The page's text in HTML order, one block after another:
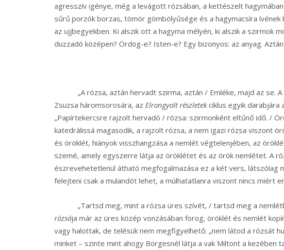
agresszív igénye, még a levágott rózsában, a kettészelt
sűrű porzók borzas, tömör gömbölyűsége és a hagymacsíra
az ujjbegyekben. Ki alszik ott a hagyma mélyén, ki alszik a szirmok
duzzadó középen? Ördög-e? Isten-e? Egy bizonyos: az anyag.
„A rózsa, aztán hervadt szirma, aztán / Emléke, majd az se.
Zsuzsa háromsorosára, az Elrongyolt részletekciklus egyik darabjára
„Papírtekercsre rajzolt hervadó / rózsa: szirmonként eltűnő idő. /
katedrálissá magasodik, a rajzolt rózsa, a nem igazi rózsa viszont
és öröklét, hiányok visszhangzása a nemlét végtelenjében, az
szemé, amely egyszerre látja az öröklétet és az örök nemlétet. A
észrevehetetlenül átható megfogalmazása ez a két vers, látszólag
felejteni csak a mulandót lehet, a múlhatatlanra viszont nincs miért
„Tartsd meg, mint a rózsa üres szívét, / tartsd meg a
rózsája már az üres közép vonzásában forog, öröklét és nemlét
vagy halottak, de telésük nem megfigyelhető: „nem látod a rózsát
minket – szinte mint ahogy Borgesnél látja a vak Miltont a kezében